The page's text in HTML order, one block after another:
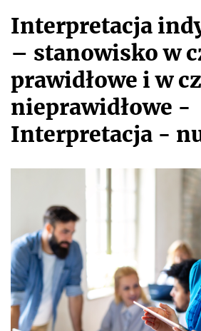
Interpretacja
– stanowisko w
prawidłowe i w
nieprawidłowe -
Interpretacja -